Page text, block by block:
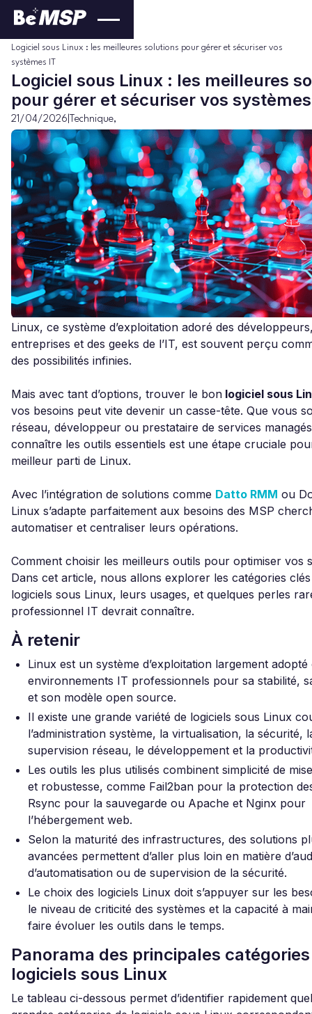
Logiciel sous Linux : les meilleures solutions pour gérer et sécuriser vos
systèmes IT
Logiciel sous Linux : les meilleures
pour gérer et sécuriser vos
21/04/2026 Technique,
Linux, ce système d’exploitation adoré des
entreprises et des geeks de l’IT, est souvent perçu
des possibilités infinies.
Mais avec tant d’options, trouver le bon logiciel sous
vos besoins peut vite devenir un casse-tête. Que vous
réseau, développeur ou prestataire de services
connaître les outils essentiels est une étape cruciale
meilleur parti de Linux.
Avec l’intégration de solutions comme Datto RMM ou
Linux s’adapte parfaitement aux besoins des MSP
automatiser et centraliser leurs opérations.
Comment choisir les meilleurs outils pour optimiser vos
Dans cet article, nous allons explorer les catégories
logiciels sous Linux, leurs usages, et quelques perles
professionnel IT devrait connaître.
À retenir
Linux est un système d’exploitation largement adopté
environnements IT professionnels pour sa stabilité,
et son modèle open source.
Il existe une grande variété de logiciels sous Linux
l’administration système, la virtualisation, la sécurité,
supervision réseau, le développement et la
Les outils les plus utilisés combinent simplicité de
et robustesse, comme Fail2ban pour la protection
Rsync pour la sauvegarde ou Apache et Nginx pour
l’hébergement web.
Selon la maturité des infrastructures, des solutions
avancées permettent d’aller plus loin en matière
d’automatisation ou de supervision de la sécurité.
Le choix des logiciels Linux doit s’appuyer sur les
le niveau de criticité des systèmes et la capacité à
faire évoluer les outils dans le temps.
Panorama des principales
logiciels sous Linux
Le tableau ci-dessous permet d’identifier rapidement